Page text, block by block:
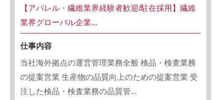
【アパレル・繊維業界経験者歓迎/駐在採用】繊維
業界グローバル企業...
仕事内容
当社海外拠点の運営管理業務全般 検品・検査業務
の提案営業 生産物の品質向上のための提案営業 受
注した検品・検査業務の品質管...